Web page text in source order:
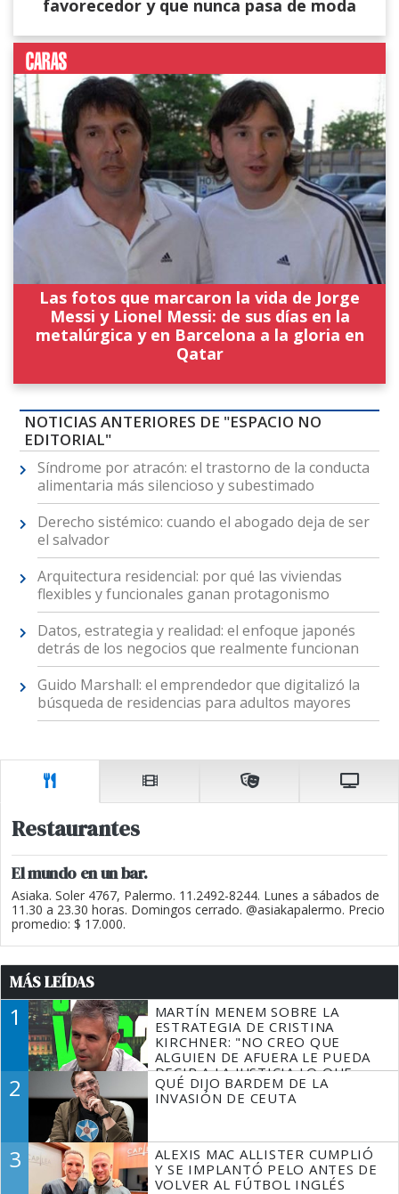
favorecedor y que nunca pasa de moda
Las fotos que marcaron la vida de Jorge
Messi y Lionel Messi: de sus días en la
metalúrgica y en Barcelona a la gloria en
Qatar
NOTICIAS ANTERIORES DE "ESPACIO NO
EDITORIAL"
Síndrome por atracón: el trastorno de la conducta
alimentaria más silencioso y subestimado
Derecho sistémico: cuando el abogado deja de ser
el salvador
Arquitectura residencial: por qué las viviendas
flexibles y funcionales ganan protagonismo
Datos, estrategia y realidad: el enfoque japonés
detrás de los negocios que realmente funcionan
Guido Marshall: el emprendedor que digitalizó la
búsqueda de residencias para adultos mayores
Restaurantes
El mundo en un bar.
Asiaka. Soler 4767, Palermo. 11.2492-8244. Lunes a sábados de
11.30 a 23.30 horas. Domingos cerrado. @asiakapalermo. Precio
promedio: $ 17.000.
MÁS LEÍDAS
1
MARTÍN MENEM SOBRE LA
ESTRATEGIA DE CRISTINA
KIRCHNER: "NO CREO QUE
ALGUIEN DE AFUERA LE PUEDA
DECIR A LA JUSTICIA LO QUE
TIENE QUE HACER"
2
QUÉ DIJO BARDEM DE LA
INVASIÓN DE CEUTA
3
ALEXIS MAC ALLISTER CUMPLIÓ
Y SE IMPLANTÓ PELO ANTES DE
VOLVER AL FÚTBOL INGLÉS